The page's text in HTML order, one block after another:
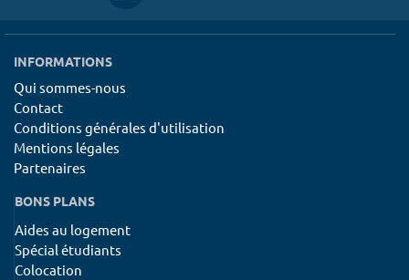
INFORMATIONS
Qui sommes-nous
Contact
Conditions générales d'utilisation
Mentions légales
Partenaires
BONS PLANS
Aides au logement
Spécial étudiants
Colocation